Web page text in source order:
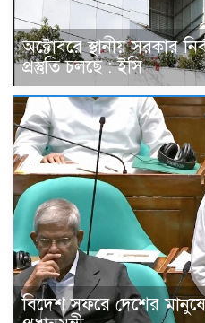
অক্টোবরে স্থানীয় সরকার
প্রস্তুতি চলছে : ইসি
বিদেশ সফরে দেশের